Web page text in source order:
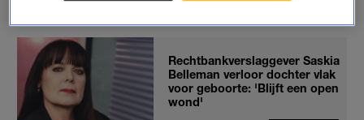
Rechtbankverslaggever Saskia
Belleman verloor dochter vlak
voor geboorte: 'Blijft een open
wond'